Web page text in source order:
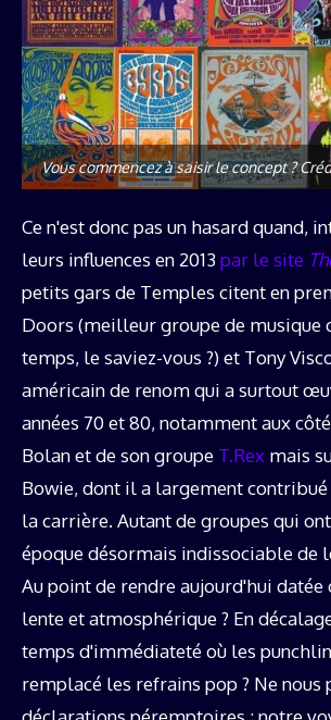
Vous commencez à saisir le concept ?
Ce n'est donc pas un hasard quand,
leurs influences en 2013par le site
petits gars de Temples citent en
Doors (meilleur groupe de musique
temps, le saviez-vous ?) et Tony
américain de renom qui a surtout
années 70 et 80, notamment aux
Bolan et de son groupe T.Rex mais
Bowie, dont il a largement
la carrière. Autant de groupes qui
époque désormais indissociable de
Au point de rendre aujourd'hui datée
lente et atmosphérique ? En
temps d'immédiateté où les
remplacé les refrains pop ? Ne nous